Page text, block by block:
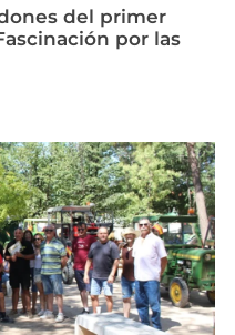
del primer
por las